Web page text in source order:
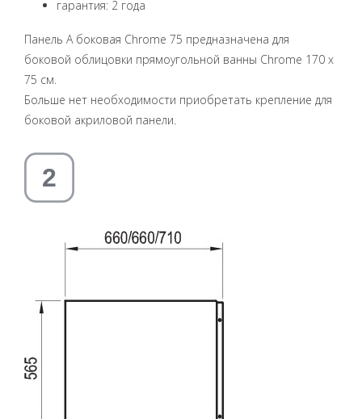
гарантия: 2 года
Панель A боковая Chrome 75 предназначена для
боковой облицовки прямоугольной ванны Chrome 170 x
75 см.
Больше нет необходимости приобретать крепление для
боковой акриловой панели.